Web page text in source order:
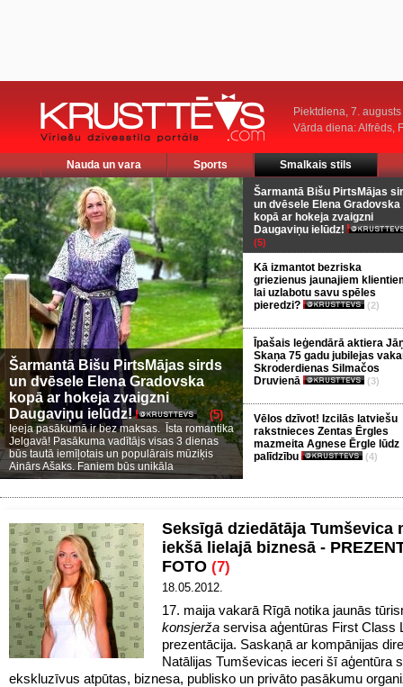
Piektdiena, 7. augusts
Vārda diena: Alfrēds,
Nauda un vara Sports Smalkais stils
Šarmantā Bišu PirtsMājas sirds
un dvēsele Elena Gradovska
kopā ar hokeja zvaigzni
Daugaviņu ielūdz!
(5)
Ieeja pasākumā ir bez maksas. Īsta romantika
Jelgavā! Pasākuma vadītājs visas 3 dienas
būs tautā iemīļotais un populārais mūziķis
Ainārs Ašaks. Faniem būs unikāla
Šarmantā Bišu PirtsMājas
un dvēsele Elena Gradovska
kopā ar hokeja zvaigzni
Daugaviņu ielūdz!
(5)
Kā izmantot bezriska
griezienus jaunajiem
lai uzlabotu savu spēles
pieredzi?
(2)
Īpašais leģendārā aktiera
Skaņa 75 gadu jubilejas
Skroderdienas Silmačos
Druvienā
(3)
Vēlos dzīvot! Izcilās latviešu
rakstnieces Zentas Ērgles
mazmeita Agnese Ērgle lūdz
palīdzību
(4)
Seksīgā dziedātāja Tumševica
iekšā lielajā biznesā -
FOTO (7)
18.05.2012.
17. maija vakarā Rīgā notika jaunās
konsjerža servisa aģentūras First Class
prezentācija. Saskaņā ar kompānijas
Natālijas Tumševicas ieceri šī aģentūra
ekskluzīvus atpūtas, biznesa, publisko un privāto pasākumu